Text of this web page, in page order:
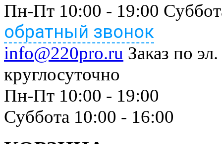
Пн-Пт 10:00 - 19:00
обратный звонок
info@220pro.ru Заказ по
круглосуточно
Пн-Пт 10:00 - 19:00
Суббота 10:00 - 16:00